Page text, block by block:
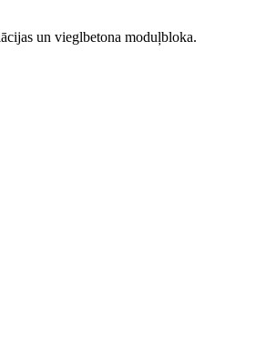
un vieglbetona moduļbloka.